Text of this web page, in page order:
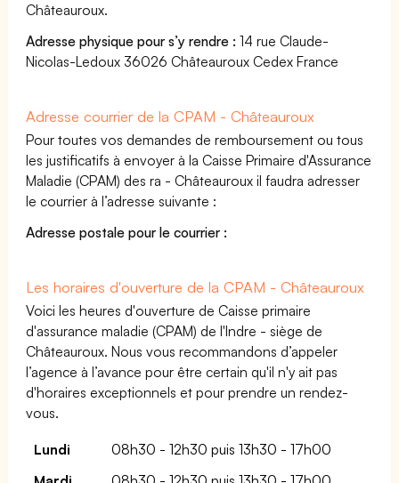
Châteauroux.
Adresse physique pour s’y rendre :14 rue Claude-
Nicolas-Ledoux 36026 Châteauroux Cedex France
Adresse courrier de la CPAM - Châteauroux
Pour toutes vos demandes de remboursement ou tous
les justificatifs à envoyer à la Caisse Primaire d'Assurance
Maladie (CPAM) des ra - Châteauroux il faudra adresser
le courrier à l’adresse suivante :
Adresse postale pour le courrier :
Les horaires d'ouverture de la CPAM - Châteauroux
Voici les heures d'ouverture de Caisse primaire
d'assurance maladie (CPAM) de l'Indre - siège de
Châteauroux. Nous vous recommandons d’appeler
l’agence à l’avance pour être certain qu'il n'y ait pas
d'horaires exceptionnels et pour prendre un rendez-
vous.
Lundi
08h30 - 12h30 puis 13h30 - 17h00